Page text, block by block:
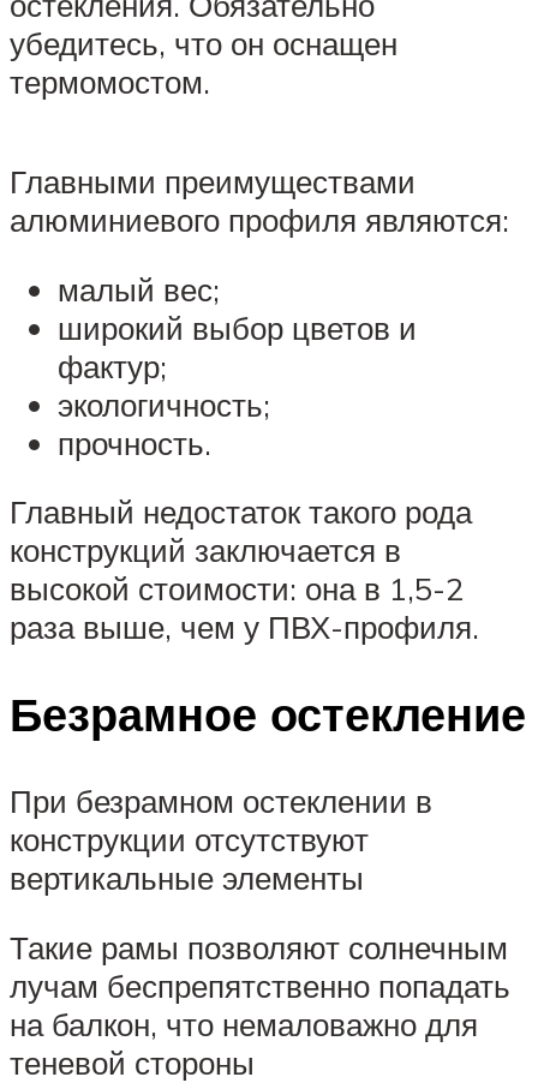
убедитесь, что он оснащен
термомостом.
Главными преимуществами
алюминиевого профиля являются:
малый вес;
широкий выбор цветов и
фактур;
экологичность;
прочность.
Главный недостаток такого рода
конструкций заключается в
высокой стоимости: она в 1,5-2
раза выше, чем у ПВХ-профиля.
Безрамное остекление
При безрамном остеклении в
конструкции отсутствуют
вертикальные элементы
Такие рамы позволяют солнечным
лучам беспрепятственно попадать
на балкон, что немаловажно для
теневой стороны